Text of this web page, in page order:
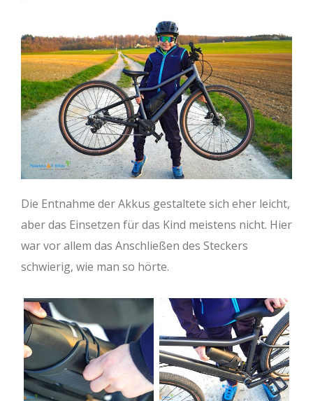
Die Entnahme der Akkus gestaltete sich eher leicht,
aber das Einsetzen für das Kind meistens nicht. Hier
war vor allem das Anschließen des Steckers
schwierig, wie man so hörte.